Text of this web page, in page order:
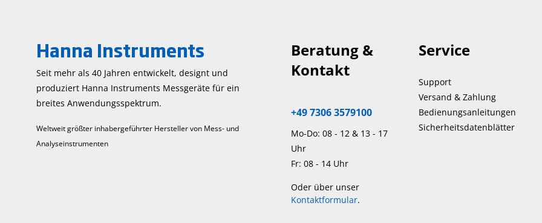
Hanna Instruments
Seit mehr als 40 Jahren entwickelt, designt und
produziert Hanna Instruments Mess­geräte für ein
breites Anwendungs­spektrum.
Weltweit größter inhabergeführter Hersteller von Mess- und
Analyseinstrumenten
Beratung &
Kontakt
+49 7306 3579100
Mo-Do: 08 - 12 & 13 - 17
Uhr
Fr: 08 - 14 Uhr
Oder über unser
Kontaktformular.
Service
Support
Versand & Zahlung
Bedienungsanleitungen
Sicherheitsdatenblätter